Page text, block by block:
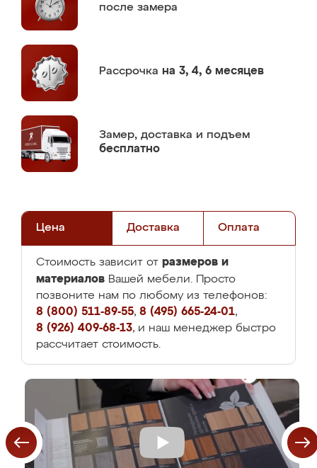
после замера
Рассрочка на 3, 4, 6 месяцев
Замер, доставка и подъем
бесплатно
Цена Доставка Оплата
Стоимость зависит от размеров и
материалов Вашей мебели. Просто
позвоните нам по любому из телефонов:
8 (800) 511-89-55, 8 (495) 665-24-01,
8 (926) 409-68-13, и наш менеджер быстро
рассчитает стоимость.